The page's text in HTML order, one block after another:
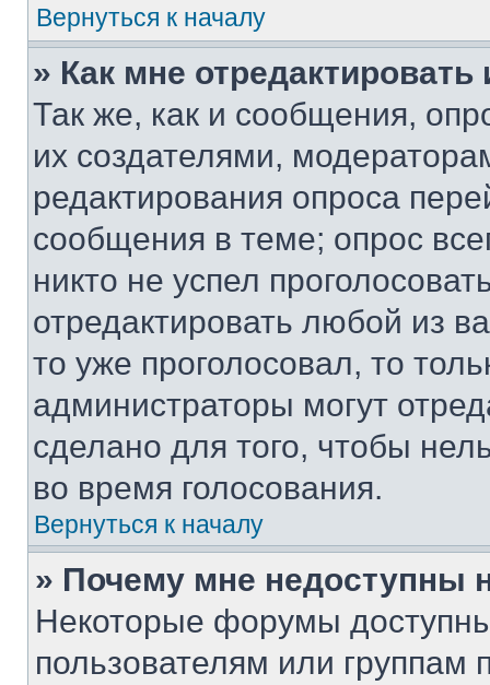
Вернуться к началу
» Как мне
Так же, как и сообщения,
их создателями,
редактирования опроса
сообщения в теме; опрос
никто не успел
отредактировать любой из
то уже проголосовал, то
администраторы могут
сделано для того, чтобы
во время голосования.
Вернуться к началу
» Почему мне недоступны
Некоторые форумы
пользователям или группам